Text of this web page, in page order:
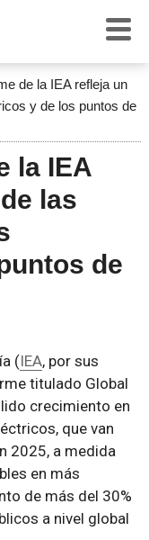
de la IEA refleja un
y de los puntos de
la IEA
las
de
(IEA, por sus
titulado Global
crecimiento en
que van
2025, a medida
en más
de más del 30%
a nivel global